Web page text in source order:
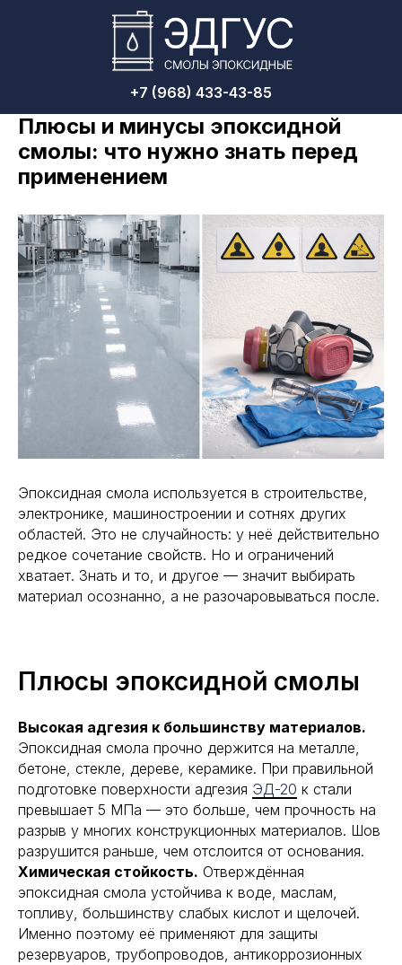
+7 (968) 433-43-85
Плюсы и минусы эпоксидной
смолы: что нужно знать перед
применением
Эпоксидная смола используется в строительстве,
электронике, машиностроении и сотнях других
областей. Это не случайность: у неё действительно
редкое сочетание свойств. Но и ограничений
хватает. Знать и то, и другое — значит выбирать
материал осознанно, а не разочаровываться после.
Плюсы эпоксидной смолы
Высокая адгезия к большинству материалов.
Эпоксидная смола прочно держится на металле,
бетоне, стекле, дереве, керамике. При правильной
подготовке поверхности адгезия ЭД-20 к стали
превышает 5 МПа — это больше, чем прочность на
разрыв у многих конструкционных материалов. Шов
разрушится раньше, чем отслоится от основания.
Химическая стойкость. Отверждённая
эпоксидная смола устойчива к воде, маслам,
топливу, большинству слабых кислот и щелочей.
Именно поэтому её применяют для защиты
резервуаров, трубопроводов, антикоррозионных